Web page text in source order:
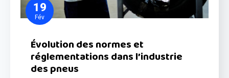
19
Fév
Évolution des normes et
réglementations dans l’industrie
des pneus